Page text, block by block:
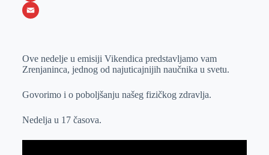
o
e
e
k
I
b
h
s
p
X
a
l
Ove nedelje u emisiji Vikendica predstavljamo vam
Zrenjaninca, jednog od najuticajnijih naučnika u svetu.
Govorimo i o poboljšanju našeg fizičkog zdravlja.
Nedelja u 17 časova.